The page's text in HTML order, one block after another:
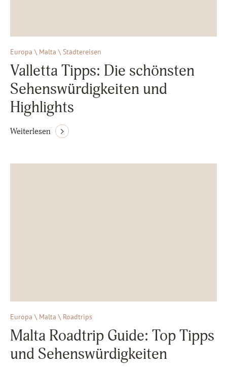
Europa \ Malta \ Städtereisen
Valletta Tipps: Die schönsten
Sehenswürdigkeiten und
Highlights
Weiterlesen
Europa \ Malta \ Roadtrips
Malta Roadtrip Guide: Top Tipps
und Sehenswürdigkeiten